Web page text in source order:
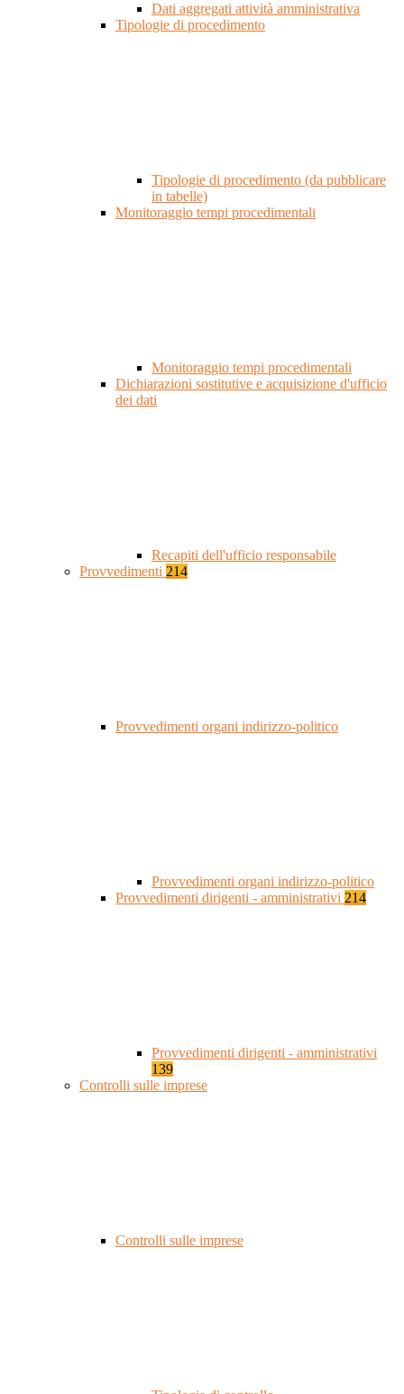
Dati aggregati attività amministrativa
Tipologie di procedimento
Tipologie di procedimento (da pubblicare
in tabelle)
Monitoraggio tempi procedimentali
Monitoraggio tempi procedimentali
Dichiarazioni sostitutive e acquisizione d'ufficio
dei dati
Recapiti dell'ufficio responsabile
Provvedimenti 214
Provvedimenti organi indirizzo-politico
Provvedimenti organi indirizzo-politico
Provvedimenti dirigenti - amministrativi 214
Provvedimenti dirigenti - amministrativi
139
Controlli sulle imprese
Controlli sulle imprese